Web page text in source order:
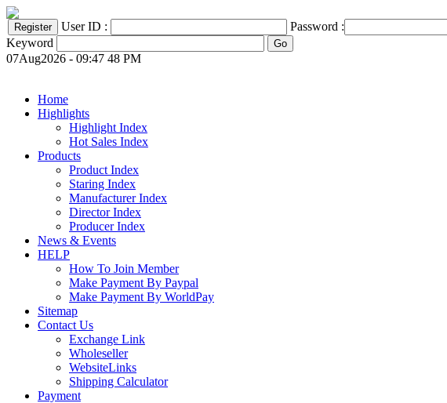
User ID :
Password :
Keyword
07Aug2026 - 09:47 48 PM
Home
Highlights
Highlight Index
Hot Sales Index
Products
Product Index
Staring Index
Manufacturer Index
Director Index
Producer Index
News & Events
HELP
How To Join Member
Make Payment By Paypal
Make Payment By WorldPay
Sitemap
Contact Us
Exchange Link
Wholeseller
WebsiteLinks
Shipping Calculator
Payment